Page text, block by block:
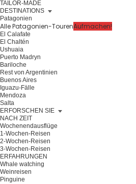
TAILOR-MADE
DESTINATIONS
Patagonien
Alle Patagonien-TourenAufmachen!
El Calafate
El Chaltén
Ushuaia
Puerto Madryn
Bariloche
Rest von Argentinien
Buenos Aires
Iguazu-Fälle
Mendoza
Salta
ERFORSCHEN SIE
NACH ZEIT
Wochenendausflüge
1-Wochen-Reisen
2-Wochen-Reisen
3-Wochen-Reisen
ERFAHRUNGEN
Whale watching
Weinreisen
Pinguine